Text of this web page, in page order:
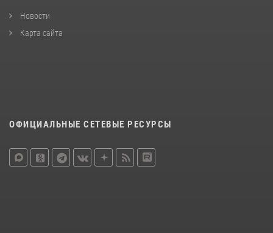
Новости
Карта сайта
ОФИЦИАЛЬНЫЕ СЕТЕВЫЕ РЕСУРСЫ